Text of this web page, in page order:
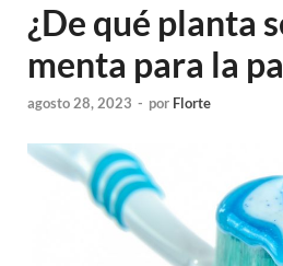
¿De qué planta
menta para la
agosto 28, 2023 - por Florte